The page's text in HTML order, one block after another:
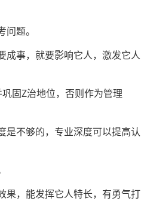
题。
成事，就要影响它人，激发它人
固Z治地位，否则作为管理
是不够的，专业深度可以提高认
果，能发挥它人特长，有勇气打